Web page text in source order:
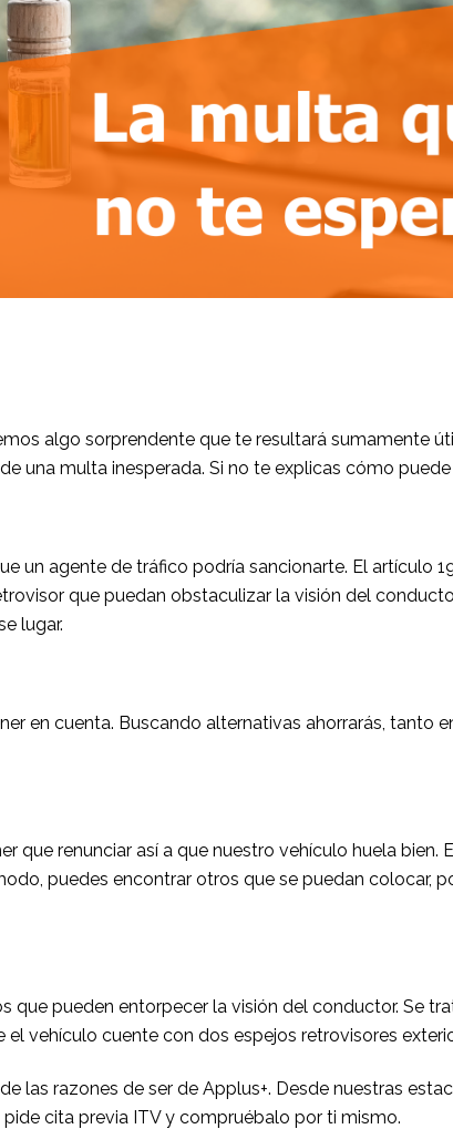
algo sorprendente que te resultará sumamente
una multa inesperada. Si no te explicas cómo puede
un agente de tráfico podría sancionarte. El artículo
que puedan obstaculizar la visión del
lugar.
en cuenta. Buscando alternativas ahorrarás, tanto
renunciar así a que nuestro vehículo huela bien.
puedes encontrar otros que se puedan colocar,
pueden entorpecer la visión del conductor. Se
vehículo cuente con dos espejos retrovisores
las razones de ser de Applus+. Desde nuestras
pide cita previa ITVy compruébalo por ti mismo.